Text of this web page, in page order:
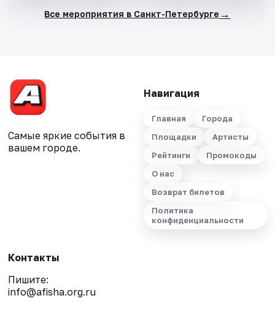
Все мероприятия в Санкт-Петербурге →
Самые яркие события в
вашем городе.
Навигация
Главная
Города
Площадки
Артисты
Рейтинги
Промокоды
О нас
Возврат билетов
Политика
конфиденциальности
Контакты
Пишите:
info@afisha.org.ru